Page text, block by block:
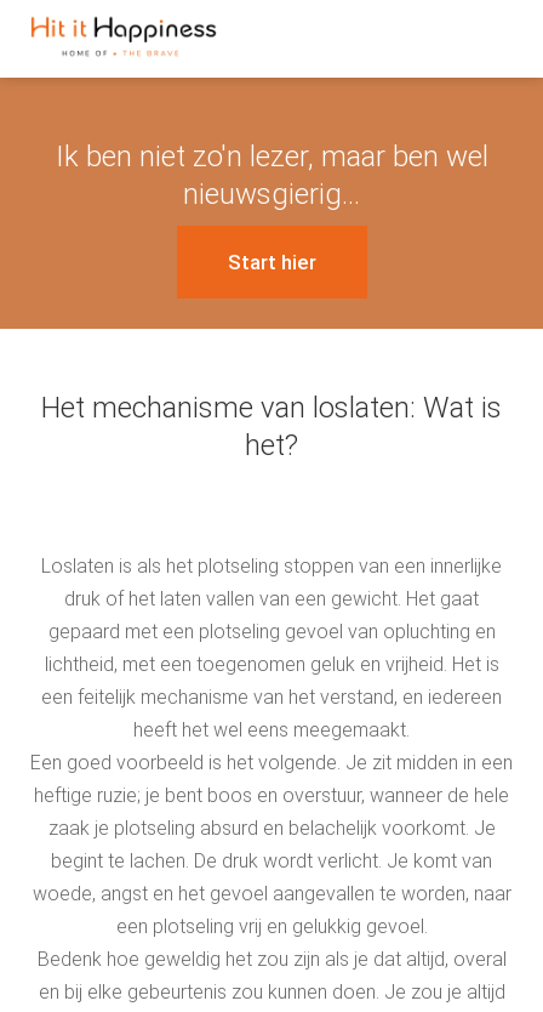
Ik ben niet zo'n lezer, maar ben wel
nieuwsgierig...
Start hier
Het mechanisme van loslaten: Wat is
het?
Loslaten is als het plotseling stoppen van een innerlijke
druk of het laten vallen van een gewicht. Het gaat
gepaard met een plotseling gevoel van opluchting en
lichtheid, met een toegenomen geluk en vrijheid. Het is
een feitelijk mechanisme van het verstand, en iedereen
heeft het wel eens meegemaakt.
Een goed voorbeeld is het volgende. Je zit midden in een
heftige ruzie; je bent boos en overstuur, wanneer de hele
zaak je plotseling absurd en belachelijk voorkomt. Je
begint te lachen. De druk wordt verlicht. Je komt van
woede, angst en het gevoel aangevallen te worden, naar
een plotseling vrij en gelukkig gevoel.
Bedenk hoe geweldig het zou zijn als je dat altijd, overal
en bij elke gebeurtenis zou kunnen doen. Je zou je altijd